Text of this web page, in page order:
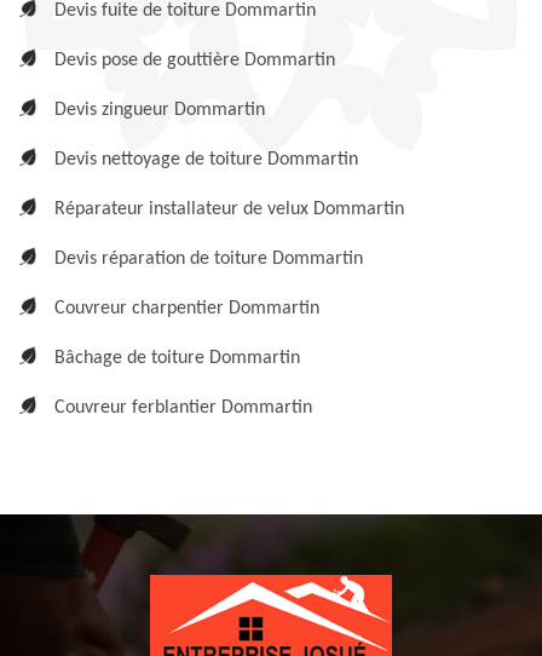
Devis fuite de toiture Dommartin
Devis pose de gouttière Dommartin
Devis zingueur Dommartin
Devis nettoyage de toiture Dommartin
Réparateur installateur de velux Dommartin
Devis réparation de toiture Dommartin
Couvreur charpentier Dommartin
Bâchage de toiture Dommartin
Couvreur ferblantier Dommartin